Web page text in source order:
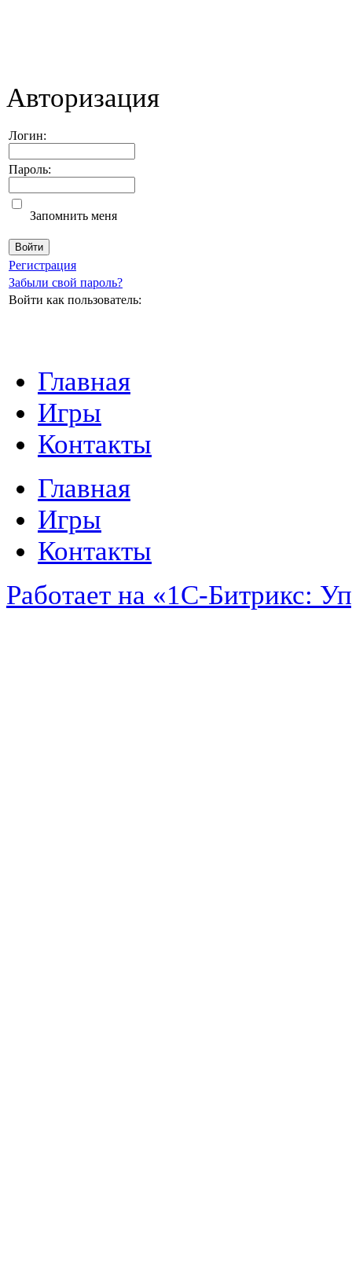
Авторизация
Логин:
Пароль:
Запомнить меня
Регистрация
Забыли свой пароль?
Войти как пользователь:
Главная
Игры
Контакты
Главная
Игры
Контакты
Работает на «1С-Битрикс: